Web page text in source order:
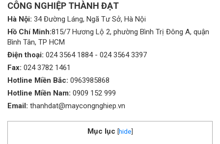
CÔNG NGHIỆP THÀNH ĐẠT
Hà Nội: 34 Đường Láng, Ngã Tư Sở, Hà Nội
Hồ Chí Minh:815/7 Hương Lộ 2, phường Bình Trị Đông A, quận
Bình Tân, TP HCM
Điện thoại: 024 3564 1884- 024 3564 3397
Fax: 024 3782 1461
Hotline Miền Bắc: 0963985868
Hotline Miền Nam: 0909 152 999
Email: thanhdat@maycongnghiep.vn
Mục lục [hide]